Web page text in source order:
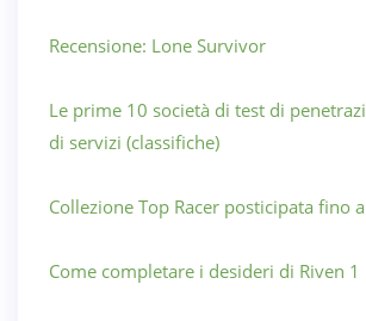
Recensione: Lone Survivor
Le prime 10 società di test di
di servizi (classifiche)
Collezione Top Racer posticipata fino
Come completare i desideri di Riven